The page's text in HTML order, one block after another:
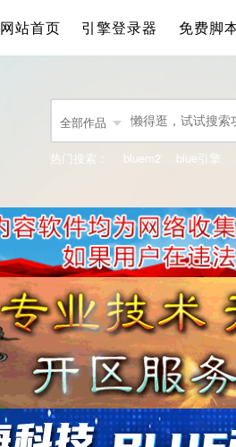
网站首页 引擎登录器 免费脚
全部作品
热门搜索： bluem2 blue引擎